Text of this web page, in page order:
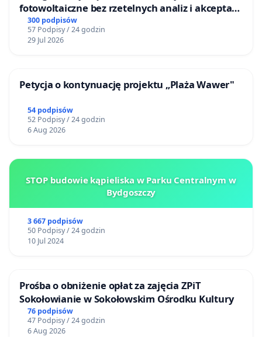
fotowoltaiczne bez rzetelnych analiz i akceptacji
mieszkańców
300 podpisów
57 Podpisy / 24 godzin
29 Jul 2026
Petycja o kontynuację projektu „Plaża Wawer"
54 podpisów
52 Podpisy / 24 godzin
6 Aug 2026
STOP budowie kąpieliska w Parku Centralnym w
Bydgoszczy
3 667 podpisów
50 Podpisy / 24 godzin
10 Jul 2024
Prośba o obniżenie opłat za zajęcia ZPiT
Sokołowianie w Sokołowskim Ośrodku Kultury
76 podpisów
47 Podpisy / 24 godzin
6 Aug 2026